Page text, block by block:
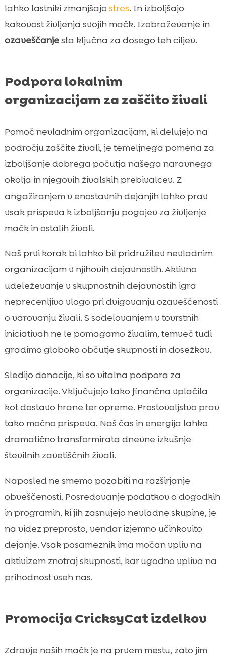
lahko lastniki zmanjšajo stres. In izboljšajo
kakovost življenja svojih mačk. Izobraževanje in
ozaveščanjesta ključna za dosego teh ciljev.
Podpora lokalnim
organizacijam za zaščito živali
Pomoč nevladnim organizacijam, ki delujejo na
področju zaščite živali, je temeljnega pomena za
izboljšanje dobrega počutja našega naravnega
okolja in njegovih živalskih prebivalcev. Z
angažiranjem v enostavnih dejanjih lahko prav
vsak prispeva k izboljšanju pogojev za življenje
mačk in ostalih živali.
Naš prvi korak bi lahko bil pridružitev nevladnim
organizacijam v njihovih dejavnostih. Aktivno
udeleževanje v skupnostnih dejavnostih igra
neprecenljivo vlogo pri dvigovanju ozaveščenosti
o varovanju živali. S sodelovanjem v tovrstnih
iniciativah ne le pomagamo živalim, temveč tudi
gradimo globoko občutje skupnosti in dosežkov.
Sledijo donacije, ki so vitalna podpora za
organizacije. Vključujejo tako finančna vplačila
kot dostavo hrane ter opreme. Prostovoljstvo prav
tako močno prispeva. Naš čas in energija lahko
dramatično transformirata dnevne izkušnje
številnih zavetiščnih živali.
Naposled ne smemo pozabiti na razširjanje
obveščenosti. Posredovanje podatkov o dogodkih
in programih, ki jih zasnujejo nevladne skupine, je
na videz preprosto, vendar izjemno učinkovito
dejanje. Vsak posameznik ima močan vpliv na
aktivizem znotraj skupnosti, kar ugodno vpliva na
prihodnost vseh nas.
Promocija CricksyCat izdelkov
Zdravje naših mačk je na prvem mestu, zato jim